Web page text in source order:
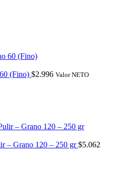
(Fino) $2.996 Valor NETO
– Grano 120 – 250 gr$5.062